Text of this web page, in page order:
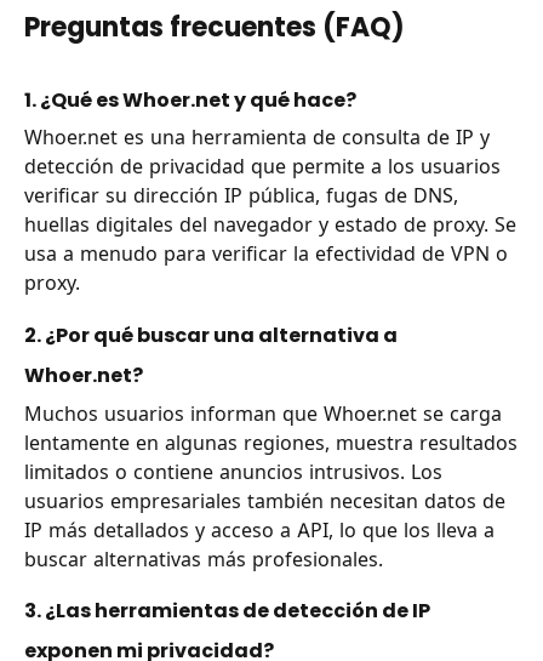
Preguntas frecuentes (FAQ)
1. ¿Qué es Whoer.net y qué hace?
Whoer.net es una herramienta de consulta de IP y
detección de privacidad que permite a los usuarios
verificar su dirección IP pública, fugas de DNS,
huellas digitales del navegador y estado de proxy. Se
usa a menudo para verificar la efectividad de VPN o
proxy.
2. ¿Por qué buscar una alternativa a
Whoer.net?
Muchos usuarios informan que Whoer.net se carga
lentamente en algunas regiones, muestra resultados
limitados o contiene anuncios intrusivos. Los
usuarios empresariales también necesitan datos de
IP más detallados y acceso a API, lo que los lleva a
buscar alternativas más profesionales.
3. ¿Las herramientas de detección de IP
exponen mi privacidad?